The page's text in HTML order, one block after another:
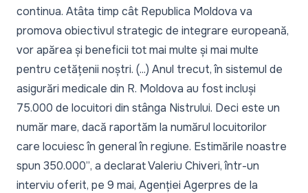
continua. Atâta timp cât Republica Moldova va
promova obiectivul strategic de integrare europeană,
vor apărea și beneficii tot mai multe și mai multe
pentru cetățenii noștri. (...) Anul trecut, în sistemul de
asigurări medicale din R. Moldova au fost incluși
75.000 de locuitori din stânga Nistrului. Deci este un
număr mare, dacă raportăm la numărul locuitorilor
care locuiesc în general în regiune. Estimările noastre
spun 350.000”, a declarat Valeriu Chiveri, într-un
interviu oferit, pe 9 mai, Agenției Agerpres de la